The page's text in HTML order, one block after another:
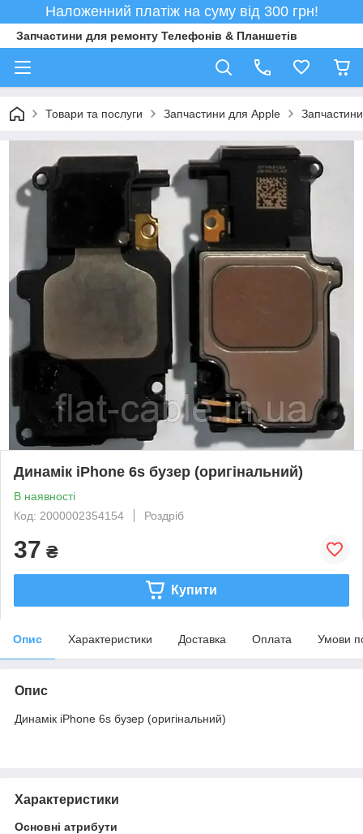
Наложенний платіж на суму від 300 грн!
Запчастини для ремонту Телефонів & Планшетів
Товари та послуги Запчастини для Apple
Динамік iPhone 6s бузер (оригінальний)
В наявності
Код: 2000002354154
Роздріб
37 ₴
Купити
Опис Характеристики Доставка Оплата Умови
Опис
Динамік iPhone 6s бузер (оригінальний)
Характеристики
Основні атрибути